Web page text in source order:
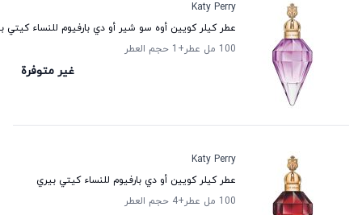
Katy Perry
عطر كيلر كويين أوه سو شير أو دي بارفيوم للنساء كيتي
100 مل عطر
+1 حجم العطر
غير متوفرة
Katy Perry
عطر كيلر كويين أو دي بارفيوم للنساء كيتي بيري
100 مل عطر
+4 حجم العطر